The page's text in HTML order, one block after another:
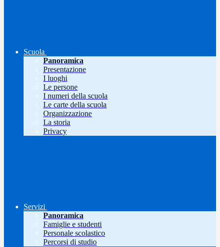
Scuola
Panoramica
Presentazione
I luoghi
Le persone
I numeri della scuola
Le carte della scuola
Organizzazione
La storia
Privacy
Servizi
Panoramica
Famiglie e studenti
Personale scolastico
Percorsi di studio